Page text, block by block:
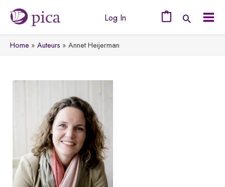
naar
de
inhoud
Log In
Home Auteurs Annet Heijerman